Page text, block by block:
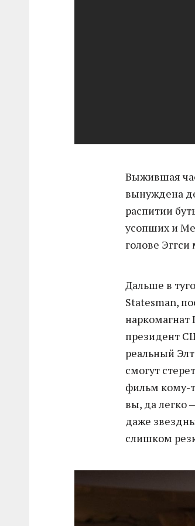
Выжившая
вынуждена
распитии
усопших и
голове
Дальше в
Statesman,
президент
реальный
смогут
фильм кому-
вы, да легко
даже
слишком